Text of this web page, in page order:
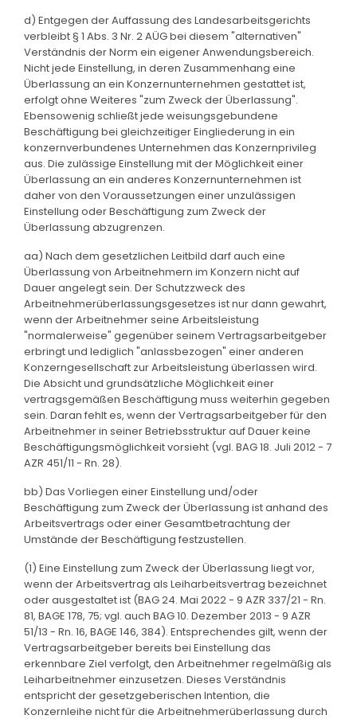
d) Entgegen der Auffassung des Landesarbeitsgerichts
verbleibt § 1 Abs. 3 Nr. 2 AÜG bei diesem "alternativen"
Verständnis der Norm ein eigener Anwendungsbereich.
Nicht jede Einstellung, in deren Zusammenhang eine
Überlassung an ein Konzernunternehmen gestattet ist,
erfolgt ohne Weiteres "zum Zweck der Überlassung".
Ebensowenig schließt jede weisungsgebundene
Beschäftigung bei gleichzeitiger Eingliederung in ein
konzernverbundenes Unternehmen das Konzernprivileg
aus. Die zulässige Einstellung mit der Möglichkeit einer
Überlassung an ein anderes Konzernunternehmen ist
daher von den Voraussetzungen einer unzulässigen
Einstellung oder Beschäftigung zum Zweck der
Überlassung abzugrenzen.
aa) Nach dem gesetzlichen Leitbild darf auch eine
Überlassung von Arbeitnehmern im Konzern nicht auf
Dauer angelegt sein. Der Schutzzweck des
Arbeitnehmerüberlassungsgesetzes ist nur dann gewahrt,
wenn der Arbeitnehmer seine Arbeitsleistung
"normalerweise" gegenüber seinem Vertragsarbeitgeber
erbringt und lediglich "anlassbezogen" einer anderen
Konzerngesellschaft zur Arbeitsleistung überlassen wird.
Die Absicht und grundsätzliche Möglichkeit einer
vertragsgemäßen Beschäftigung muss weiterhin gegeben
sein. Daran fehlt es, wenn der Vertragsarbeitgeber für den
Arbeitnehmer in seiner Betriebsstruktur auf Dauer keine
Beschäftigungsmöglichkeit vorsieht (vgl. BAG 18. Juli 2012 - 7
AZR 451/11 - Rn. 28).
bb) Das Vorliegen einer Einstellung und/oder
Beschäftigung zum Zweck der Überlassung ist anhand des
Arbeitsvertrags oder einer Gesamtbetrachtung der
Umstände der Beschäftigung festzustellen.
(1) Eine Einstellung zum Zweck der Überlassung liegt vor,
wenn der Arbeitsvertrag als Leiharbeitsvertrag bezeichnet
oder ausgestaltet ist (BAG 24. Mai 2022 - 9 AZR 337/21 - Rn.
81, BAGE 178, 75; vgl. auch BAG 10. Dezember 2013 - 9 AZR
51/13 - Rn. 16, BAGE 146, 384). Entsprechendes gilt, wenn der
Vertragsarbeitgeber bereits bei Einstellung das
erkennbare Ziel verfolgt, den Arbeitnehmer regelmäßig als
Leiharbeitnehmer einzusetzen. Dieses Verständnis
entspricht der gesetzgeberischen Intention, die
Konzernleihe nicht für die Arbeitnehmerüberlassung durch